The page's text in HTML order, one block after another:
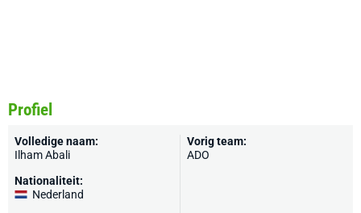
Profiel
Volledige naam:
Ilham Abali
Nationaliteit:
Nederland
Vorig team:
ADO